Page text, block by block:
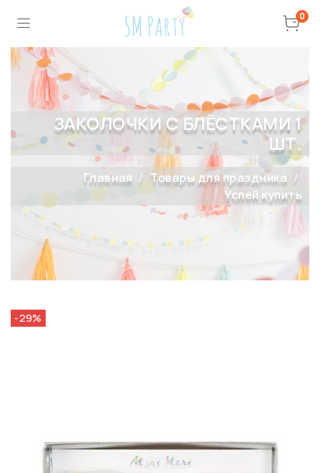
0
ЗАКОЛОЧКИ С БЛЁСТКАМИ 1
ШТ.
Главная
Товары для праздника
Успей купить
-29%